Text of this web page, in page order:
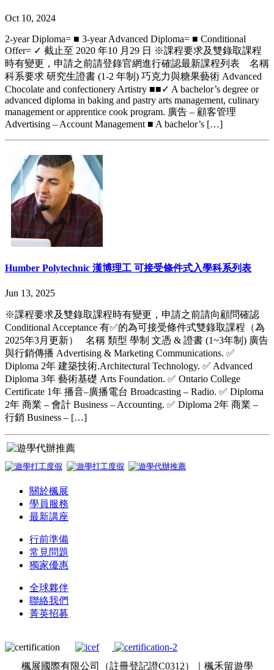
Oct 10, 2024
2-year Diploma= ■ 3-year Advanced Diploma= ■ Conditional
Offer= ✓ 截止至 2020 年10 月29 日 ※課程要求及雙錄取課程
時有變更，申請之前請登錄官網進行確認最新課程列表 名稱
科系要求 研究生證書 (1-2 年制) 巧克力與糖果藝術 Advanced
Chocolate and confectionery Artistry ■■✓ A bachelor’s degree or
advanced diploma in baking and pastry arts management, culinary
management or apprentice cook program. 廣告 – 顧客管理
Advertising – Account Management ■ A bachelor’s […]
Humber Polytechnic 漢博理工 可接受條件式入學科系列表
Jun 13, 2025
※課程要求及雙錄取課程時有變更，申請之前請向顧問確認
Conditional Acceptance 有✅的為可接受條件式雙錄取課程（為
2025年3月更新） 名稱 類型 學制 文憑 & 證書 (1~3年制) 廣告
與行銷傳播 Advertising & Marketing Communications. ✅
Diploma 2年 建築技術.Architectural Technology. ✅ Advanced
Diploma 3年 藝術基礎 Arts Foundation. ✅ Ontario College
Certificate 1年 播音–廣播電台 Broadcasting – Radio. ✅ Diploma
2年 商業 – 會計 Business – Accounting. ✅ Diploma 2年 商業 –
行銷 Business – […]
關於楓展
學員服務
最新講座
行前準備
常見問題
獨家優惠
全球夥伴
聯絡我們
菁英招募
楓展國際有限公司（註冊登記證C0312）｜楓禾留遊學